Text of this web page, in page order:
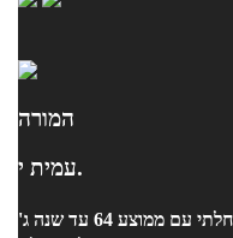
המורה
עמית י.
עמית מלווה אותי משנה א' שהתחלתי עם ממוצע 64 עד שנה ג'